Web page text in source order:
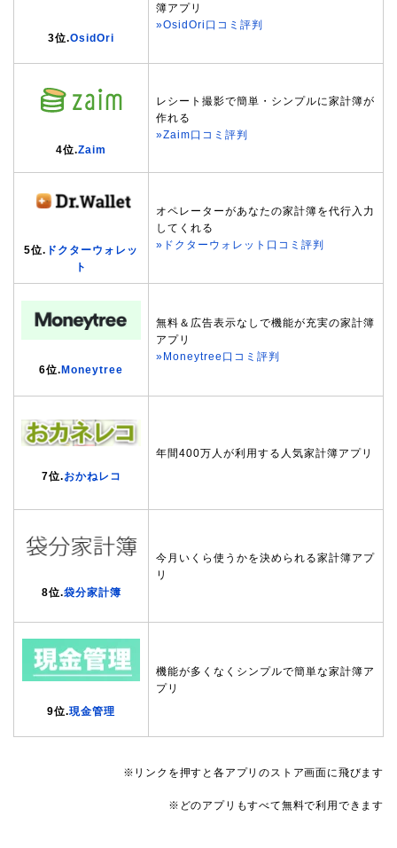
3位.OsidOri
簿アプリ
»OsidOri口コミ評判
4位.Zaim
レシート撮影で簡単・シンプルに家計簿が
作れる
»Zaim口コミ評判
5位. ドクターウォレッ
ト
オペレーターがあなたの家計簿を代行入力
してくれる
»ドクターウォレット口コミ評判
6位. Moneytree
無料＆広告表示なしで機能が充実の家計簿
アプリ
»Moneytree口コミ評判
7位.おかねレコ
年間400万人が利用する人気家計簿アプリ
8位.袋分家計簿
今月いくら使うかを決められる家計簿アプ
リ
9位.現金管理
機能が多くなくシンプルで簡単な家計簿ア
プリ
※リンクを押すと各アプリのストア画面に飛びます
※どのアプリもすべて無料で利用できます